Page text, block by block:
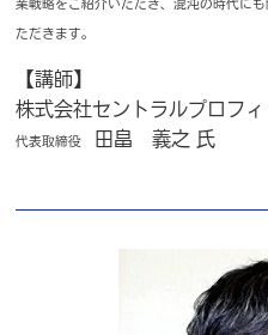
ただきます。
【講師】
株式会社セントラルプロフィ
代表取締役 田畠 義之 氏